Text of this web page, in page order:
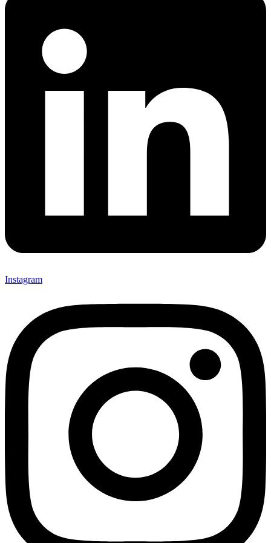
Instagram